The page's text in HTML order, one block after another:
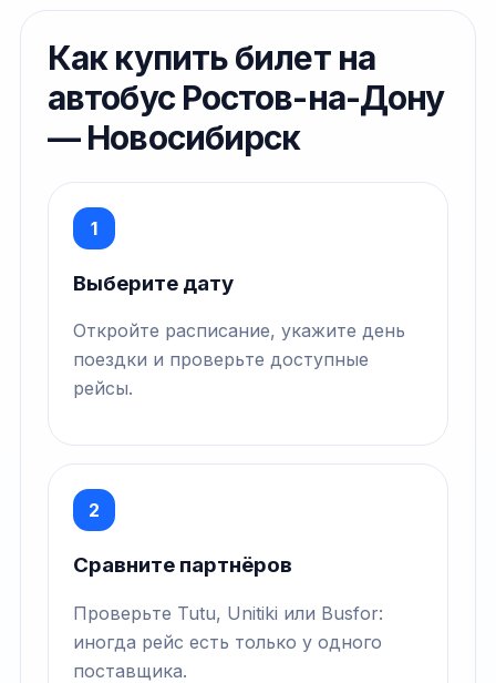
Как купить билет на
автобус Ростов-на-Дону
— Новосибирск
1
Выберите дату
Откройте расписание, укажите день
поездки и проверьте доступные
рейсы.
2
Сравните партнёров
Проверьте Tutu, Unitiki или Busfor:
иногда рейс есть только у одного
поставщика.